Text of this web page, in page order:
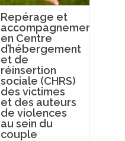
Repérage et
accompagnement
en Centre
d’hébergement
et de
réinsertion
sociale (CHRS)
des victimes
et des auteurs
de violences
au sein du
couple